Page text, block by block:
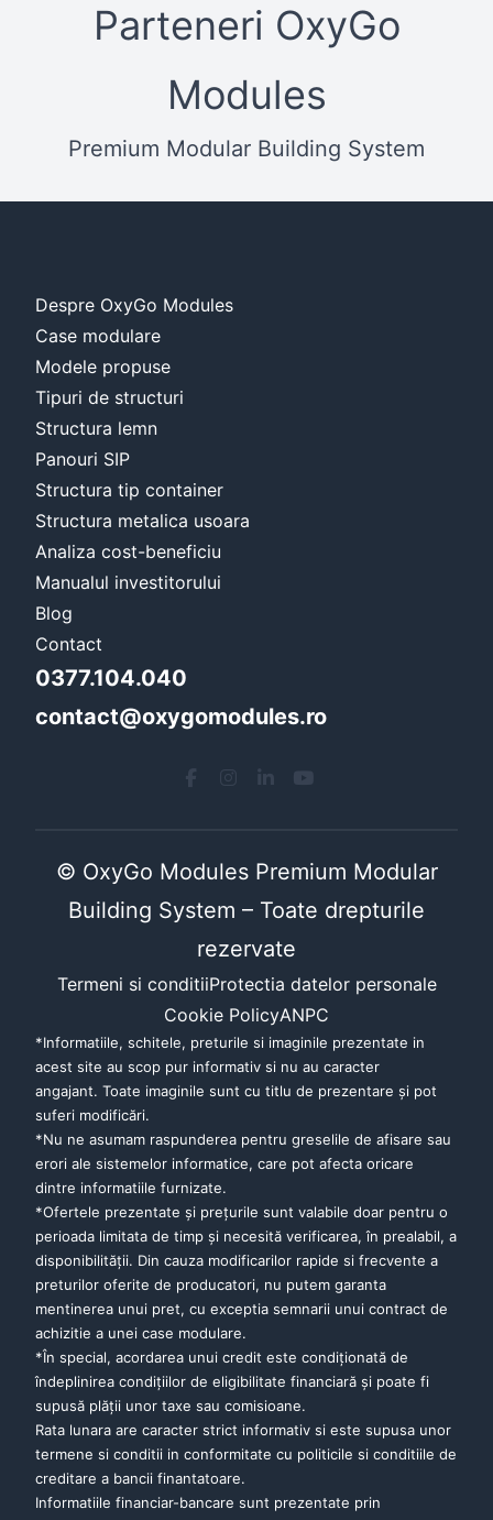
Parteneri OxyGo
Modules
Premium Modular Building System
Despre OxyGo Modules
Case modulare
Modele propuse
Tipuri de structuri
Structura lemn
Panouri SIP
Structura tip container
Structura metalica usoara
Analiza cost-beneficiu
Manualul investitorului
Blog
Contact
0377.104.040
contact@oxygomodules.ro
© OxyGo Modules Premium Modular
Building System – Toate drepturile
rezervate
Termeni si conditiiProtectia datelor personale
Cookie PolicyANPC
*Informatiile, schitele, preturile si imaginile prezentate in
acest site au scop pur informativ si nu au caracter
angajant. Toate imaginile sunt cu titlu de prezentare şi pot
suferi modificări.
*Nu ne asumam raspunderea pentru greselile de afisare sau
erori ale sistemelor informatice, care pot afecta oricare
dintre informatiile furnizate.
*Ofertele prezentate şi preţurile sunt valabile doar pentru o
perioada limitata de timp şi necesită verificarea, în prealabil, a
disponibilităţii. Din cauza modificarilor rapide si frecvente a
preturilor oferite de producatori, nu putem garanta
mentinerea unui pret, cu exceptia semnarii unui contract de
achizitie a unei case modulare.
*În special, acordarea unui credit este condiţionată de
îndeplinirea condiţiilor de eligibilitate financiară şi poate fi
supusă plăţii unor taxe sau comisioane.
Rata lunara are caracter strict informativ si este supusa unor
termene si conditii in conformitate cu politicile si conditiile de
creditare a bancii finantatoare.
Informatiile financiar-bancare sunt prezentate prin